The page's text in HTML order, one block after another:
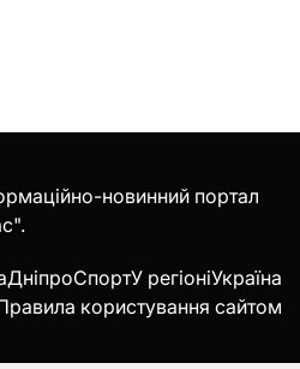
новинний портал
ДніпроСпортУ регіоніУкраїна
користування сайтом